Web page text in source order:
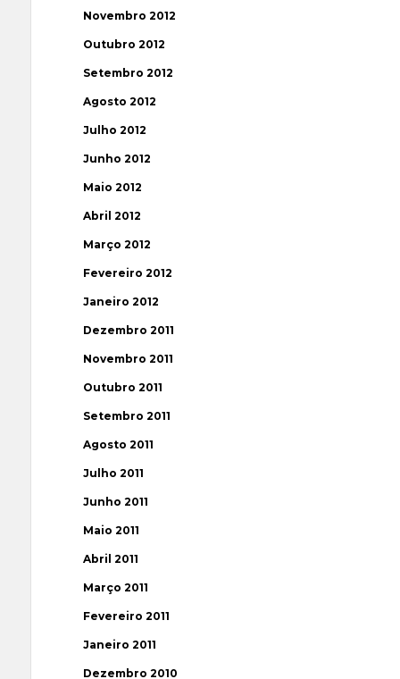
Novembro 2012
Outubro 2012
Setembro 2012
Agosto 2012
Julho 2012
Junho 2012
Maio 2012
Abril 2012
Março 2012
Fevereiro 2012
Janeiro 2012
Dezembro 2011
Novembro 2011
Outubro 2011
Setembro 2011
Agosto 2011
Julho 2011
Junho 2011
Maio 2011
Abril 2011
Março 2011
Fevereiro 2011
Janeiro 2011
Dezembro 2010